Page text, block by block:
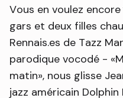
Vous en voulez
gars et deux filles
Rennais.es de Tazz
parodique vocodé -
matin , nous glisse
jazz américain